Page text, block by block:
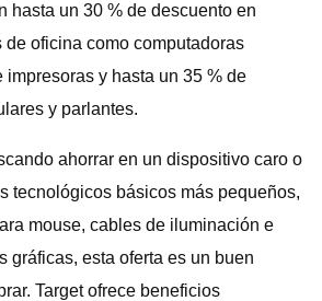
hasta un 30 % de descuento en
oficina como computadoras
impresoras y hasta un 35 % de
y parlantes.
ahorrar en un dispositivo caro o
tecnológicos básicos más pequeños,
mouse, cables de iluminación e
gráficas, esta oferta es un buen
Target ofrece beneficios